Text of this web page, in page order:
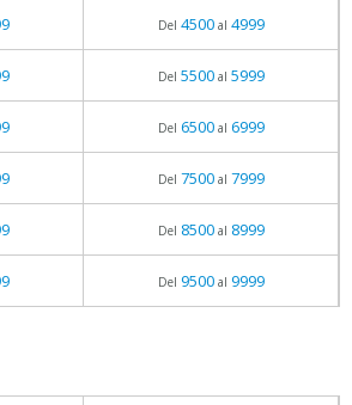
Del 4500al 4999
Del 5500al 5999
Del 6500al 6999
Del 7500al 7999
Del 8500al 8999
Del 9500al 9999